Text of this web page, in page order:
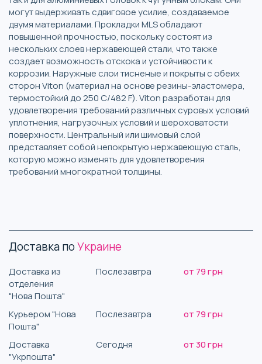
могут выдерживать сдвиговое усилие, создаваемое
двумя материалами. Прокладки MLS обладают
повышенной прочностью, поскольку состоят из
нескольких слоев нержавеющей стали, что также
создает возможность отскока и устойчивости к
коррозии. Наружные слои тисненые и покрыты с обеих
сторон Viton (материал на основе резины-эластомера,
термостойкий до 250 C/482 F). Viton разработан для
удовлетворения требований различных суровых условий
уплотнения, нагрузочных условий и шероховатости
поверхности. Центральный или шимовый слой
представляет собой непокрытую нержавеющую сталь,
которую можно изменять для удовлетворения
требований многократной толщины.
Доставка поУкраине
Доставка из
отделения
"Нова Пошта"
Послезавтра от 79 грн
Курьером "Нова
Пошта"
Послезавтра от 79 грн
Доставка
"Укрпошта"
Сегодня от 30 грн